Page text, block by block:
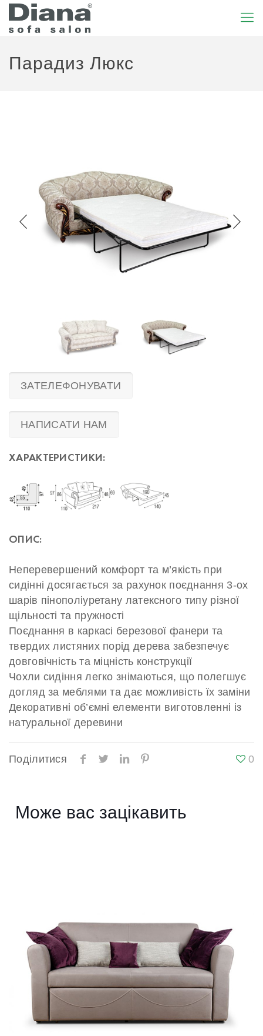
Парадиз Люкс
ЗАТЕЛЕФОНУВАТИ
НАПИСАТИ НАМ
ХАРАКТЕРИСТИКИ:
ОПИС:
Неперевершений комфорт та м’якість при
сидінні досягається за рахунок поєднання 3-ох
шарів пінополіуретану латексного типу різної
щільності та пружності
Поєднання в каркасі березової фанери та
твердих листяних порід дерева забезпечує
довговічність та міцність конструкції
Чохли сидіння легко знімаються, що полегшує
догляд за меблями та дає можливість їх заміни
Декоративні об’ємні елементи виготовленні із
натуральної деревини
Поділитися 0
Може вас зацікавить